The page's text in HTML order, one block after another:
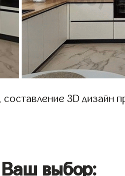
3D дизайн
Ваш выбор: